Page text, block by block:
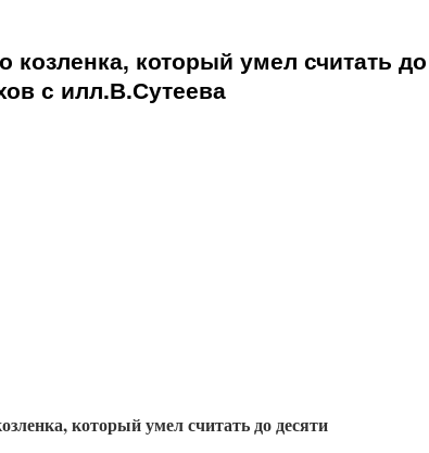
козленка, который умел считать
с илл.В.Сутеева
который умел считать до десяти